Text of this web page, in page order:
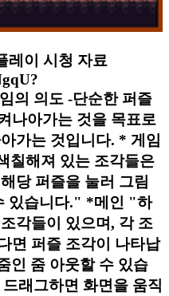
레이 시청 자료
의 의도 -단순한 퍼즐
나아가는 것을 목표로
가는 것입니다. * 게임
칠해져 있는 조각들은
당 퍼즐을 눌러 그림
있습니다." *메인 "하
각들이 있으며, 각 조
면 퍼즐 조각이 나타납
인 줌 아웃할 수 있습
래그하면 화면을 움직